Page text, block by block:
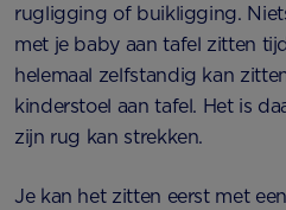
rugligging of buikligging.
met je baby aan tafel zitten
helemaal zelfstandig kan
kinderstoel aan tafel. Het is
zijn rug kan strekken.
Je kan het zitten eerst met